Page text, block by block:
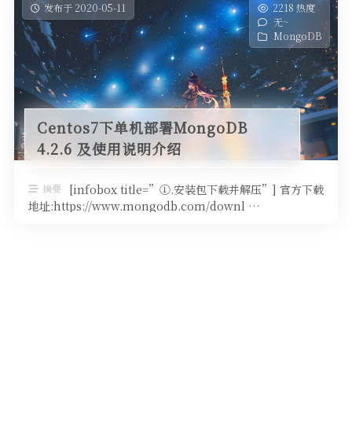
发布于 2020-05-11
2218 热度
无~
MongoDB
Centos7下单机部署MongoDB
4.2.6 及使用说明介绍
摘要
[infobox title=”①.安装包下载并解压”] 官方下载
地址:https://www.mongodb.com/downl …